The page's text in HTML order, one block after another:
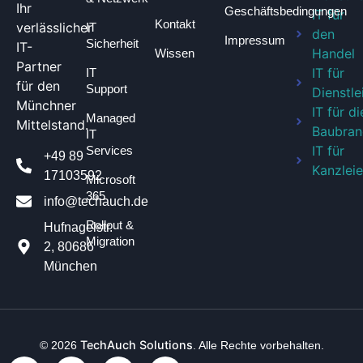
Ihr
verlässlicher
IT-
Partner
für den
Münchner
Mittelstand.
+49 89
17103592
info@techauch.de
Hufnagelstr.
2, 80686
München
IT
Sicherheit
IT
Support
Managed
IT
Services
Microsoft
365
Rollout &
Migration
Kontakt
Wissen
Geschäftsbedingungen​
Impressum
IT für
den
Handel
IT für
IT für
IT für
© 2026 TechAuch Solutions . Alle Rechte vorbehalten.